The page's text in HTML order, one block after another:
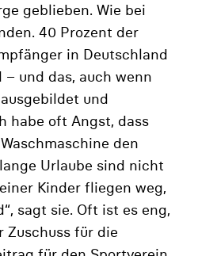
geblieben. Wie bei
40 Prozent der
in Deutschland
und das, auch wenn
und
habe oft Angst, dass
den
Urlaube sind nicht
Kinder fliegen weg,
sagt sie. Oft ist es eng,
Zuschuss für die